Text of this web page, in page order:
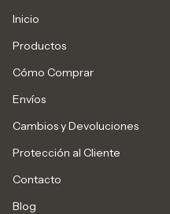
Inicio
Productos
Cómo Comprar
Envíos
Cambios y Devoluciones
Protección al Cliente
Contacto
Blog